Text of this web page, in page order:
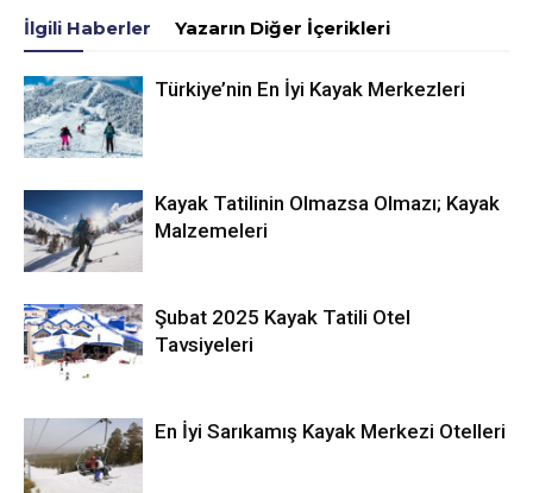
İlgili Haberler Yazarın Diğer İçerikleri
Türkiye’nin En İyi Kayak Merkezleri
Kayak Tatilinin Olmazsa Olmazı; Kayak
Malzemeleri
Şubat 2025 Kayak Tatili Otel
Tavsiyeleri
En İyi Sarıkamış Kayak Merkezi Otelleri